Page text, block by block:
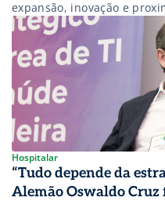
expansão, inovação e
Hospitalar
“Tudo depende da
Alemão Oswaldo Cruz